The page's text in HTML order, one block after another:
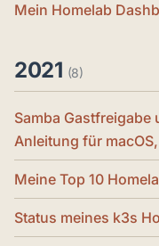
Mein Homelab
2021 (8)
Samba
Anleitung für
Meine Top 10
Status meines k3s